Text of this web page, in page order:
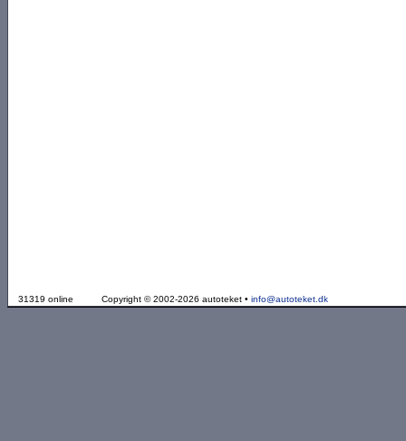
31319 online Copyright © 2002-2026 autoteket • info@autoteket.dk